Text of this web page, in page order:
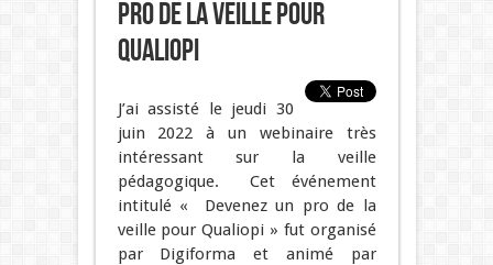
pro de la veille pour
Qualiopi
J’ai assisté le jeudi 30
juin 2022 à un webinaire très
intéressant sur la veille
pédagogique. Cet événement
intitulé « Devenez un pro de la
veille pour Qualiopi » fut organisé
par Digiforma et animé par